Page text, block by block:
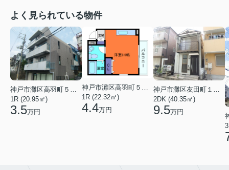
よく見られている物件
1R (20.95㎡)
3.5万円
1R (22.32㎡)
4.4万円
2DK (40.35㎡)
9.5万円